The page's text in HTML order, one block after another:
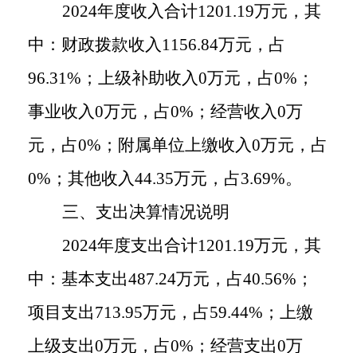
2024年度收入合计1201.19万元，其
中：财政拨款收入 1156.84万元，占
96.31% ；上级补助收入0万元，占0% ；
事业收入0万元，占0% ；经营收入0万
元，占0% ；附属单位上缴收入0万元，占
0% ；其他收入44.35万元，占3.69%。
三、支出决算情况说明
2024年度支出合计1201.19万元，其
中：基本支出487.24万元，占40.56% ；
项目支出713.95万元，占59.44% ；上缴
上级支出0万元，占0% ；经营支出0万